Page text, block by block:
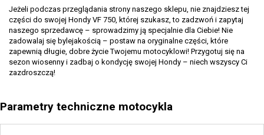
Jeżeli podczas przeglądania strony naszego sklepu, nie znajdziesz tej
części do swojej Hondy VF 750, której szukasz, to zadzwoń i zapytaj
naszego sprzedawcę – sprowadzimy ją specjalnie dla Ciebie! Nie
zadowalaj się bylejakością – postaw na oryginalne części, które
zapewnią długie, dobre życie Twojemu motocyklowi! Przygotuj się na
sezon wiosenny i zadbaj o kondycję swojej Hondy – niech wszyscy Ci
zazdroszczą!
Parametry techniczne motocykla